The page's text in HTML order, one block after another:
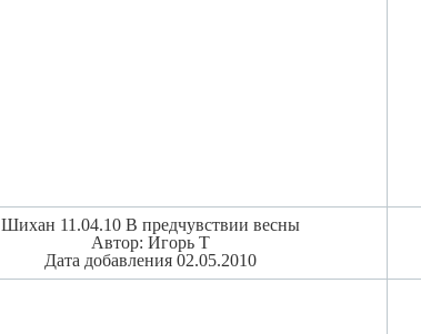
Шихан 11.04.10 В предчувствии весны
Автор: Игорь Т
Дата добавления 02.05.2010